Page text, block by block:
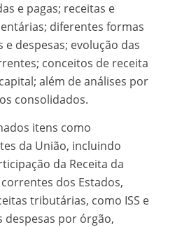
e pagas; receitas e
diferentes formas
despesas; evolução das
conceitos de receita
além de análises por
consolidados.
itens como
da União, incluindo
da Receita da
dos Estados,
tributárias, como ISS e
despesas por órgão,